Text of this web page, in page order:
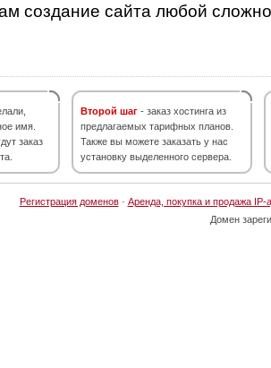
создание сайта любой
имя.
заказ
Второй шаг - заказ хостинга из
предлагаемых тарифных планов.
Также вы можете заказать у нас
установку выделенного сервера.
Регистрация доменов· Аренда, покупка и продажа IP-
Домен